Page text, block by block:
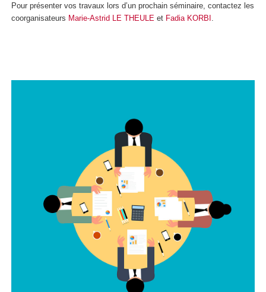
Pour présenter vos travaux lors d’un prochain séminaire, contactez les
coorganisateurs Marie-Astrid LE THEULE et Fadia KORBI .